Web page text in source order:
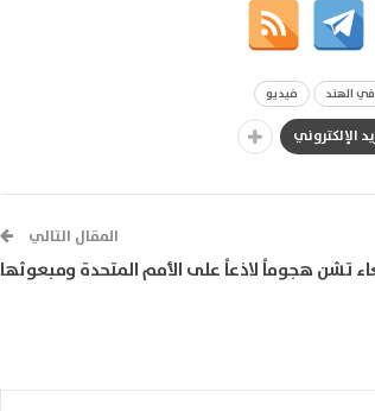
الهند فيديو
الإلكتروني
المقال التالي
تشن هجوماً لاذعاً على الأمم المتحدة ومبعوثها